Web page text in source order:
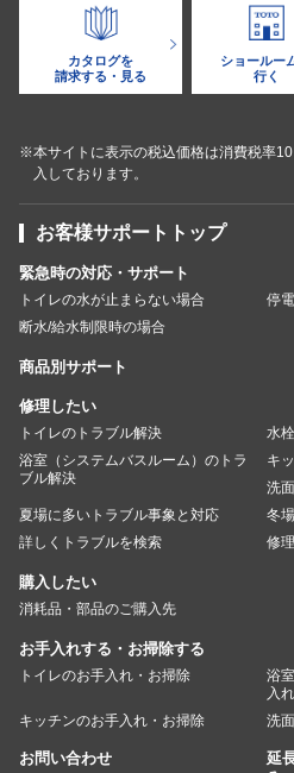
カタログを
請求する・見る
ショールー
行く
※本サイトに表示の税込価格は消費税率
入しております。
お客様サポートトップ
緊急時の対応・サポート
トイレの水が止まらない場合
停
断水/給水制限時の場合
商品別サポート
修理したい
トイレのトラブル解決
水
浴室（システムバスルーム）のトラ
ブル解決
キ
洗
夏場に多いトラブル事象と対応
冬
詳しくトラブルを検索
修
購入したい
消耗品・部品のご購入先
お手入れする・お掃除する
トイレのお手入れ・お掃除
浴
入
キッチンのお手入れ・お掃除
洗
お問い合わせ
延